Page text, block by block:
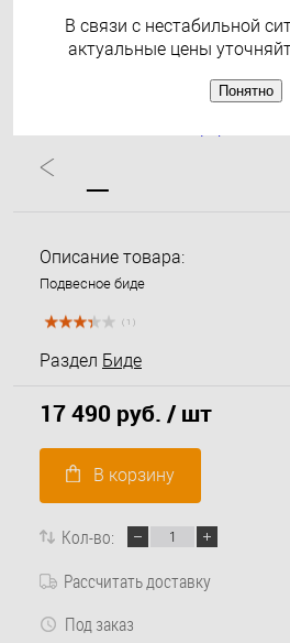
Описание товара:
Подвесное биде
( 1 )
Раздел Биде
17 490 руб. / шт
В корзину
Кол-во:
Рассчитать доставку
Под заказ
В связи с нестабильной
актуальные цены
Понятно